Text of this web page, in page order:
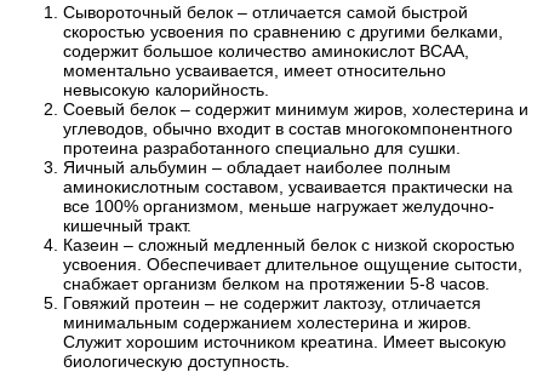
Сывороточный белок – отличается самой быстрой
скоростью усвоения по сравнению с другими белками,
содержит большое количество аминокислот BCAA,
моментально усваивается, имеет относительно
невысокую калорийность.
Соевый белок – содержит минимум жиров, холестерина и
углеводов, обычно входит в состав многокомпонентного
протеина разработанного специально для сушки.
Яичный альбумин – обладает наиболее полным
аминокислотным составом, усваивается практически на
все 100% организмом, меньше нагружает желудочно-
кишечный тракт.
Казеин – сложный медленный белок с низкой скоростью
усвоения. Обеспечивает длительное ощущение сытости,
снабжает организм белком на протяжении 5-8 часов.
Говяжий протеин – не содержит лактозу, отличается
минимальным содержанием холестерина и жиров.
Служит хорошим источником креатина. Имеет высокую
биологическую доступность.